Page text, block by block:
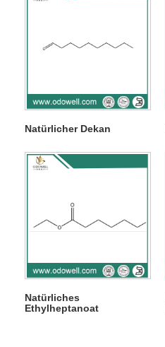
Natürlicher Dekan
Natürliches
Ethylheptanoat